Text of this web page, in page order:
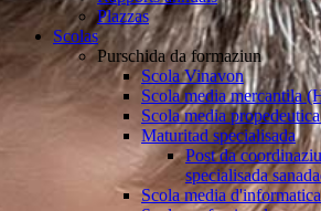
Plazzas
Scolas
Purschida da formaziun
Scola Vinavon
Scola media mercantila
Scola media
Maturitad specialisada
Post da
specialisada
Scola media